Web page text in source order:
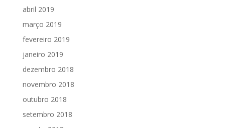
abril 2019
março 2019
fevereiro 2019
janeiro 2019
dezembro 2018
novembro 2018
outubro 2018
setembro 2018